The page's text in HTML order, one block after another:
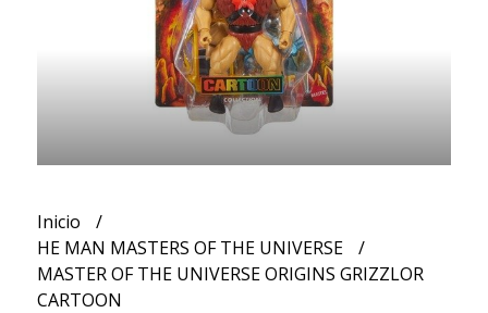
Inicio
HE MAN MASTERS OF THE UNIVERSE
MASTER OF THE UNIVERSE ORIGINS GRIZZLOR
CARTOON